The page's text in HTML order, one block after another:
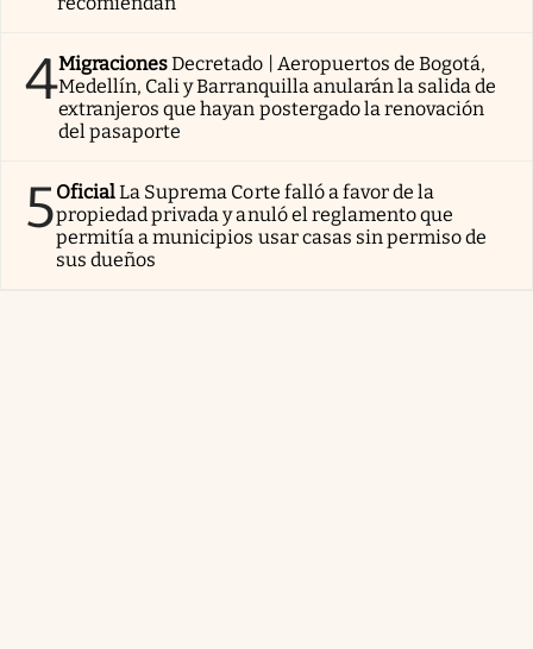
4MigracionesDecretado | Aeropuertos de Bogotá,
Medellín, Cali y Barranquilla anularán la salida de
extranjeros que hayan postergado la renovación
del pasaporte
5OficialLa Suprema Corte falló a favor de la
propiedad privada y anuló el reglamento que
permitía a municipios usar casas sin permiso de
sus dueños